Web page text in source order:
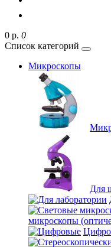
0 р. 0
Список категорий
Микроскопы
Для
микроскопы